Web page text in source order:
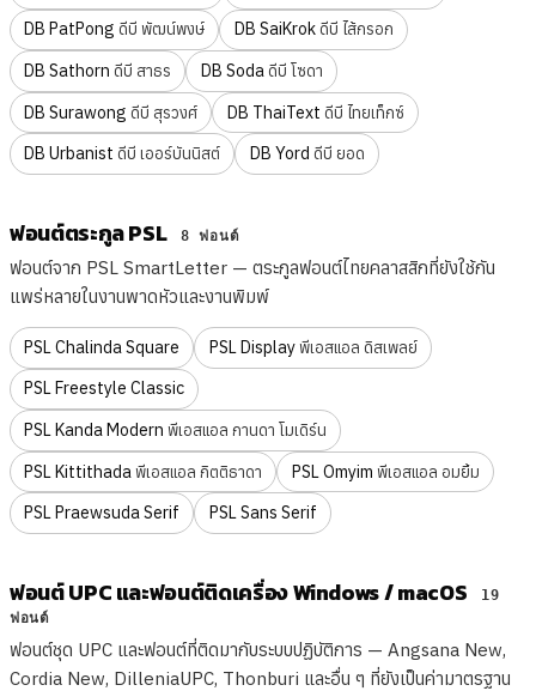
DB PatPong ดีบี พัฒน์พงษ์ DB SaiKrok ดีบี ไส้กรอก
DB Sathorn ดีบี สาธร DB Soda ดีบี โซดา
DB Surawong ดีบี สุรวงศ์ DB ThaiText ดีบี ไทยเท็กซ์
DB Urbanist ดีบี เออร์บันนิสต์ DB Yord ดีบี ยอด
ฟอนต์ตระกูล PSL 8 ฟอนต์
ฟอนต์จาก PSL SmartLetter — ตระกูลฟอนต์ไทยคลาสสิกที่ยังใช้กัน
แพร่หลายในงานพาดหัวและงานพิมพ์
PSL Chalinda Square PSL Displayพีเอสแอล ดิสเพลย์
PSL Freestyle Classic
PSL Kanda Modernพีเอสแอล กานดา โมเดิร์น
PSL Kittithadaพีเอสแอล กิตติธาดา PSL Omyim พีเอสแอล อมยิ้ม
PSL Praewsuda Serif PSL Sans Serif
ฟอนต์ UPC และฟอนต์ติดเครื่อง Windows / macOS
19
ฟอนต์
ฟอนต์ชุด UPC และฟอนต์ที่ติดมากับระบบปฏิบัติการ — Angsana New,
Cordia New, DilleniaUPC, Thonburi และอื่น ๆ ที่ยังเป็นค่ามาตรฐาน